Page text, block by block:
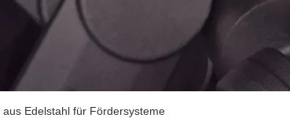
Edelstahl für Fördersysteme